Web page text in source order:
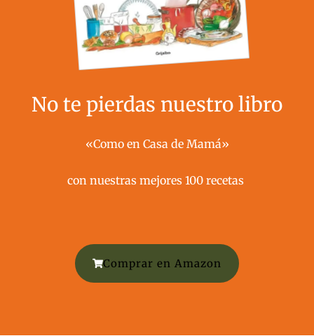
No te pierdas nuestro libro
«Como en Casa de Mamá»
con nuestras mejores 100 recetas ​
Comprar en Amazon